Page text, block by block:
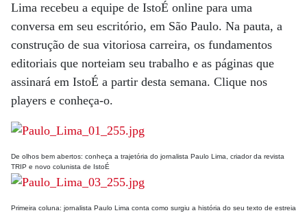
Lima recebeu a equipe de IstoÉ online para uma
conversa em seu escritório, em São Paulo. Na pauta, a
construção de sua vitoriosa carreira, os fundamentos
editoriais que norteiam seu trabalho e as páginas que
assinará em IstoÉ a partir desta semana. Clique nos
players e conheça-o.
De olhos bem abertos: conheça a trajetória do jornalista Paulo Lima, criador da revista
TRIP e novo colunista de IstoÉ
Primeira coluna: jornalista Paulo Lima conta como surgiu a história do seu texto de estreia